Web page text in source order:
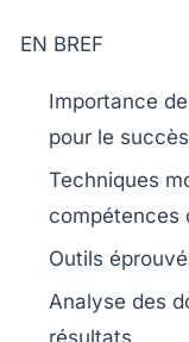
EN BREF
Importance
pour le
Techniques
compétences
Outils
Analyse des